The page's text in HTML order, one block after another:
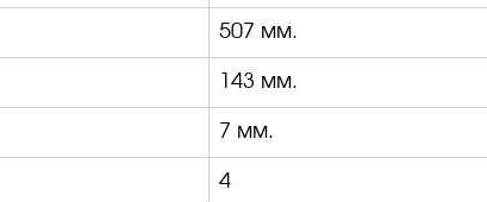
507 мм.
143 мм.
7 мм.
4